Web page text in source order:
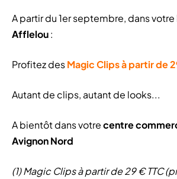
A partir du 1er septembre, dans
Afflelou:
Profitez desMagic Clips à partir de
Autant de clips, autant de looks...
A bientôt dans votrecentre
Avignon Nord
(1) Magic Clips à partir de 29 € TTC